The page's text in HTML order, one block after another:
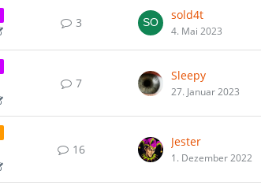
3
sold4t
4. Mai 2023
7
Sleepy
27. Januar 2023
16
Jester
1. Dezember 2022